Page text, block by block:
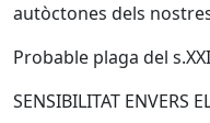
autòctones dels
Probable plaga del
SENSIBILITAT ENVERS